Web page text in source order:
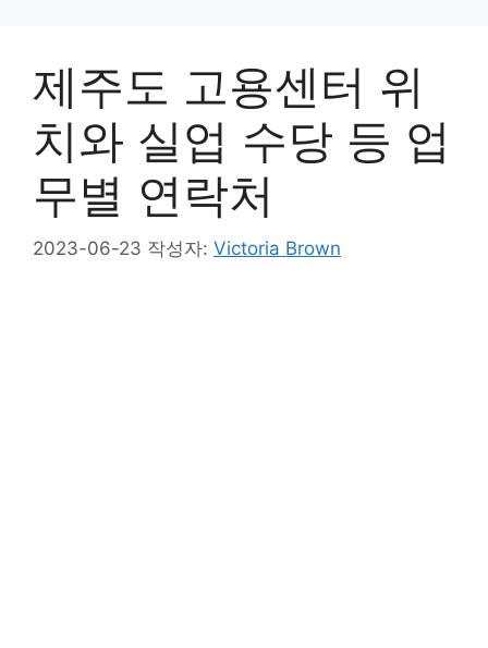
제주도 고용센터 위
치와 실업 수당 등 업
무별 연락처
2023-06-23 작성자: Victoria Brown